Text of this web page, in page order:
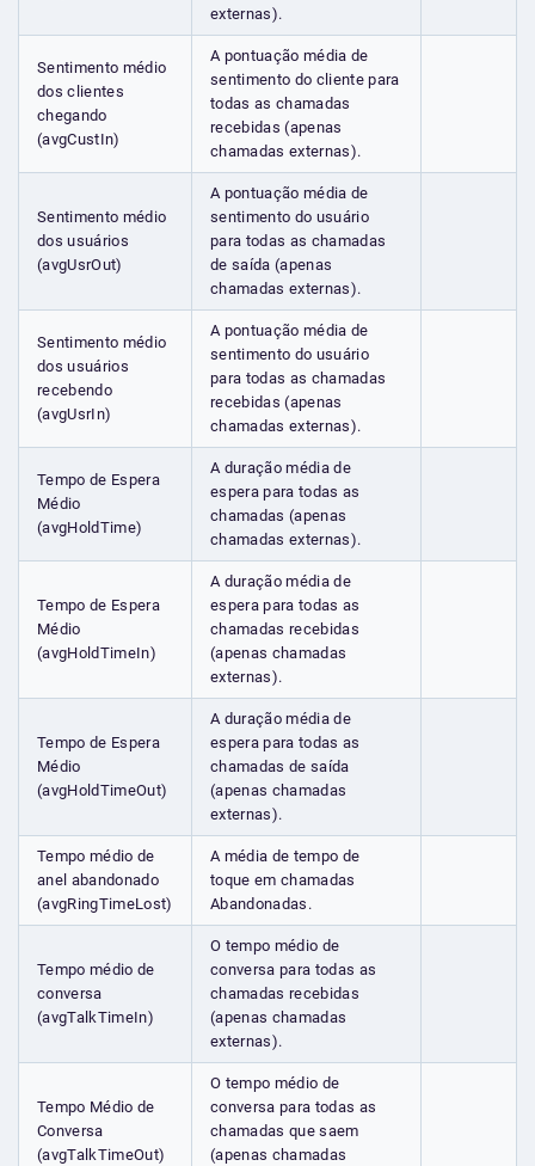
externas).
Sentimento médio
dos clientes
chegando
(avgCustIn)
A pontuação média de
sentimento do cliente para
todas as chamadas
recebidas (apenas
chamadas externas).
Sentimento médio
dos usuários
(avgUsrOut)
A pontuação média de
sentimento do usuário
para todas as chamadas
de saída (apenas
chamadas externas).
Sentimento médio
dos usuários
recebendo
(avgUsrIn)
A pontuação média de
sentimento do usuário
para todas as chamadas
recebidas (apenas
chamadas externas).
Tempo de Espera
Médio
(avgHoldTime)
A duração média de
espera para todas as
chamadas (apenas
chamadas externas).
Tempo de Espera
Médio
(avgHoldTimeIn)
A duração média de
espera para todas as
chamadas recebidas
(apenas chamadas
externas).
Tempo de Espera
Médio
(avgHoldTimeOut)
A duração média de
espera para todas as
chamadas de saída
(apenas chamadas
externas).
Tempo médio de
anel abandonado
(avgRingTimeLost)
A média de tempo de
toque em chamadas
Abandonadas.
Tempo médio de
conversa
(avgTalkTimeIn)
O tempo médio de
conversa para todas as
chamadas recebidas
(apenas chamadas
externas).
Tempo Médio de
Conversa
(avgTalkTimeOut)
O tempo médio de
conversa para todas as
chamadas que saem
(apenas chamadas